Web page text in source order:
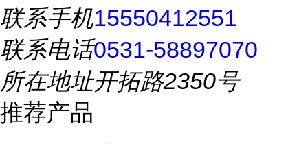
联系手机15550412551
联系电话0531-58897070
所在地址开拓路2350号
推荐产品